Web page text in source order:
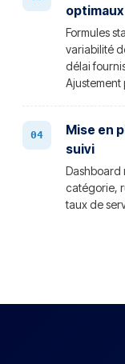
optimaux
Formules
variabilité
délai
Ajustement
Mise en
suivi
Dashboard
catégorie,
taux de